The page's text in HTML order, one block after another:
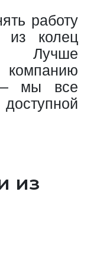
работу
из колец
Лучше
мы все
из